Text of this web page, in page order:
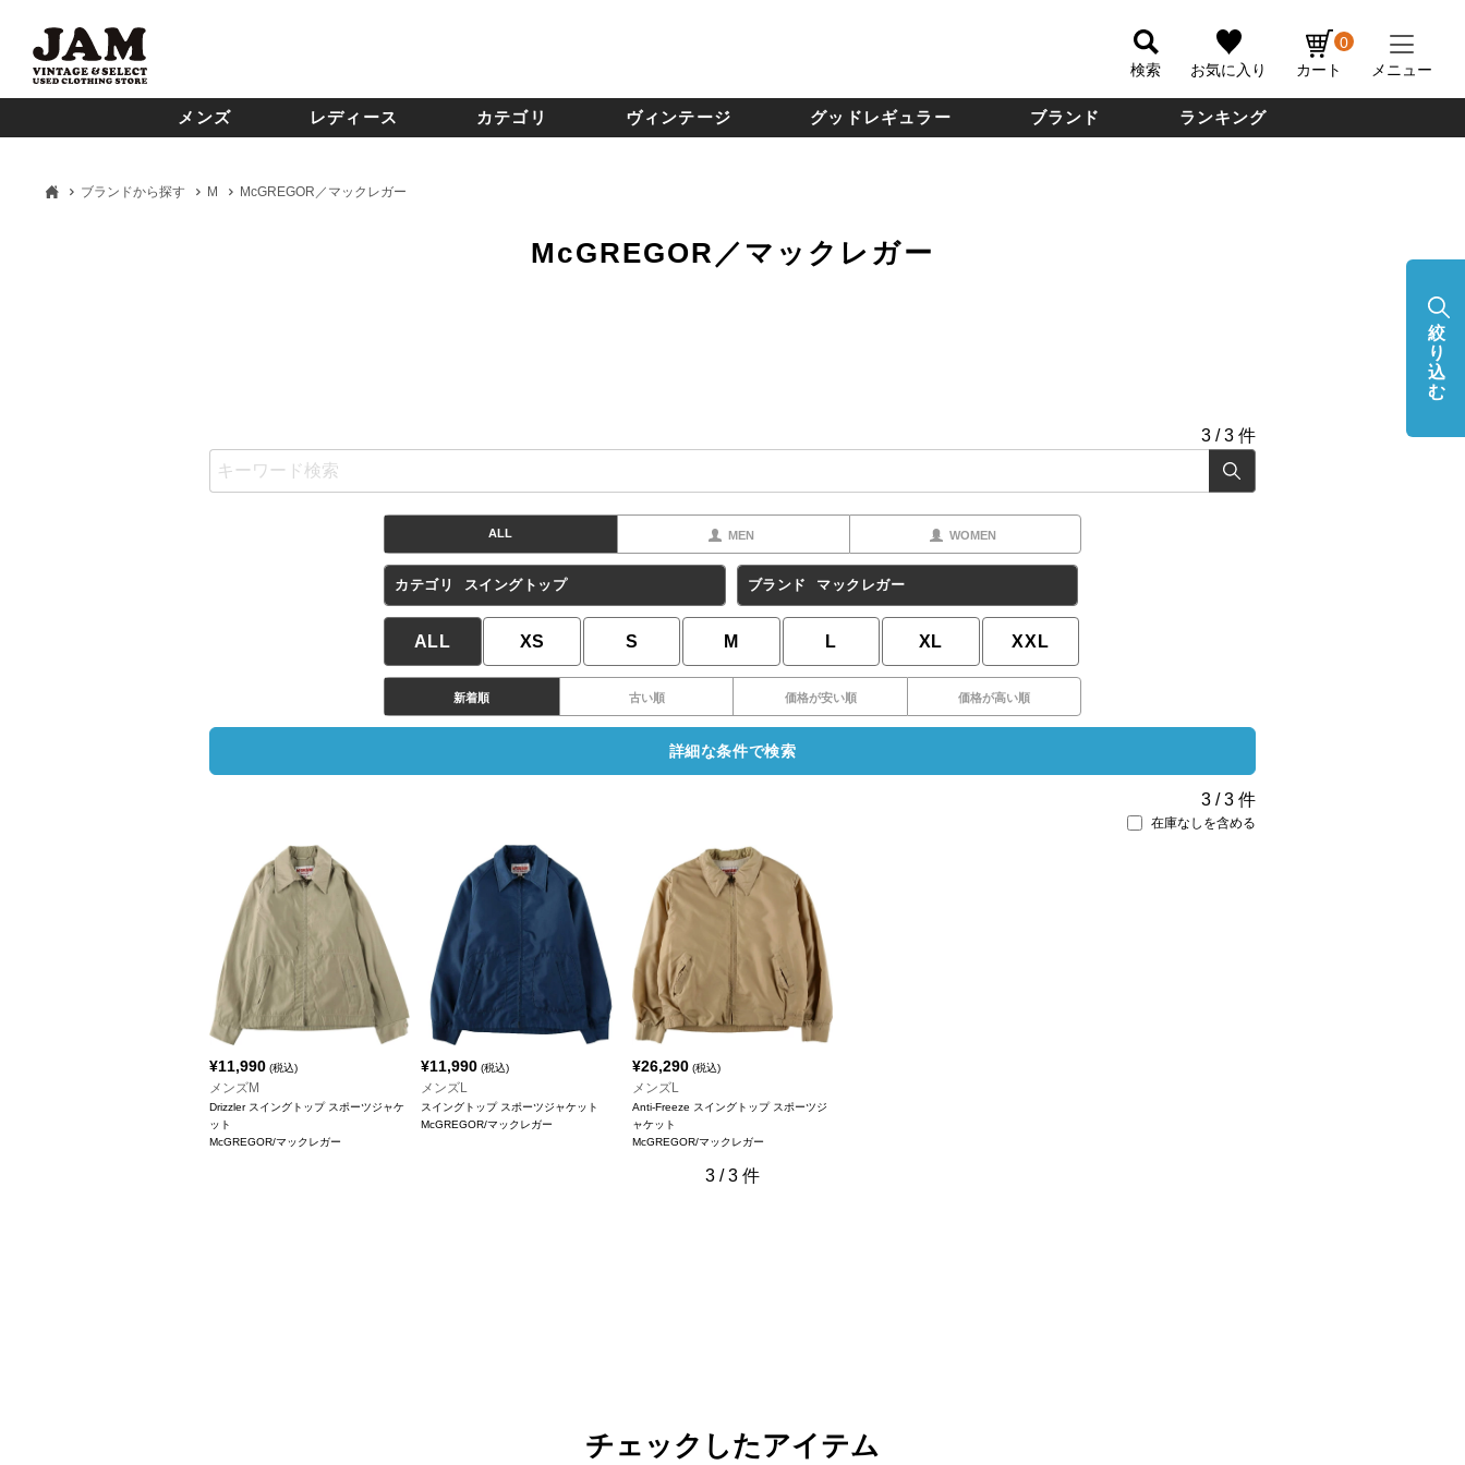
検索 お気に入り カート
0
メニュー
メンズ レディース カテゴリ ヴィンテージ グッドレギュラー ブランド ランキング
ブランドから探す M McGREGOR／マックレガー
McGREGOR／マックレガー
3 /3 件
ALL MEN WOMEN
カテゴリ スイングトップ ブランド マックレガー
ALL XS S M L XL XXL
新着順 古い順 価格が安い順 価格が高い順
詳細な条件で検索
3 /3 件
在庫なしを含める
¥11,990 (税込)
メンズM
Drizzler スイングトップ スポーツジャケ
ット
McGREGOR/マックレガー
¥11,990 (税込)
メンズL
スイングトップ スポーツジャケット
McGREGOR/マックレガー
¥26,290 (税込)
メンズL
Anti-Freeze スイングトップ スポーツジ
ャケット
McGREGOR/マックレガー
3 /3 件
チェックしたアイテム
絞
り
込
む